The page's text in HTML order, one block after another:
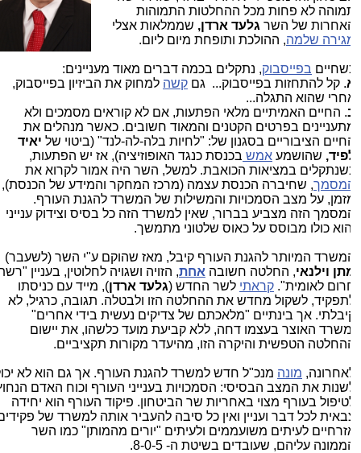
לא פחות מכל ההחלטות התמוהות
של השרגלעד ארדן,שממלאות אצלי
שלמה, ההולכת ותופחת מיום ליום.
בפייסבוק, נתקלים בכמה דברים מאוד מעניינים:
. קל להתחזות בפייסבוק... גםקשהלמחוק את הביזיון בפייסבוק,
שהוא התגלה...
. החיים האמיתיים מלאי הפתעות, אם לא קוראים מסמכים ולא
בפרטים הקטנים והמאוד חשובים. כאשר מנהלים את
הציבוריים בסגנון של: "לחיות בלה-לה-לנד" (ביטוי שליאיד
שהושמעאמשבכנסת כנגד האופוזיציה), אז יש הפתעות,
במציאות הכואבת. למשל, השר היה אמור לקרוא את
, שחיברה הכנסת עצמה (מרכז המחקר והמידע של הכנסת),
על מצב הסמכויות והמשילות של המשרד להגנת העורף.
הזה מצביע בברור, שאין למשרד הזה כל בסיס וצידוק ענייני
כולו מבוסס על כאוס שלטוני מתמשך.
המיותר להגנת העורף קיבל, מאז שהוקם ע"י השר (לשעבר)
וילנאי, החלטה חשובהאחת, הזויה ושגויה לחלוטין, בעניין "רשת
לאומית".קראתילשר החדש (גלעד ארדן), מייד עם כניסתו
לשקול מחדש את ההחלטה הזו ולבטלה. תגובה, כרגיל, לא
אך בינתיים "מלאכתם של צדיקים נעשית בידי אחרים"
האוצר בעצמו דחה, ללא קביעת מועד כלשהו, את יישום
הטפשית והיקרה הזו, מהיעדר מקורות תקציביים.
מונהמנכ"ל חדש למשרד להגנת העורף. אך גם הוא לא יכול
את המצב הבסיסי: הסמכויות בענייני העורף וכוח האדם הנחוץ
בעורף מצוי באחריות שר הביטחון. פיקוד העורף הוא יחידה
לכל דבר ועניין ואין כל סיבה להעביר אותה למשרד של פקידים
לעיתים משועממים ולעיתים "יורים מהמותן" כמו השר
עליהם, שעובדים בשיטת ה- 8-0-5.